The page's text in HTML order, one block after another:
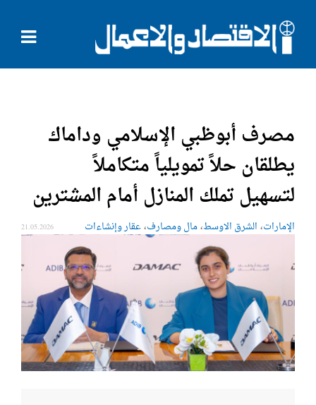
مصرف أبوظبي الإسلامي وداماك
يطلقان حلاً تمويلياً متكاملاً
لتسهيل تملك المنازل أمام المشترين
الإمارات، الشرق الاوسط،مال ومصارف،عقار وإنشاءات 21.05.2026